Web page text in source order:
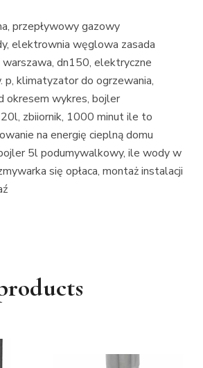
przepływowy gazowy
elektrownia węglowa zasada
warszawa, dn150, elektryczne
p, klimatyzator do ogrzewania,
okresem wykres, bojler
zbiiornik, 1000 minut ile to
na energię cieplną domu
5l podumywalkowy, ile wody w
się opłaca, montaż instalacji